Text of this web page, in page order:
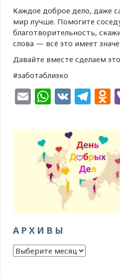
Каждое доброе дело, даже
мир лучше. Помогите
благотворительность,
слова — всё это имеет
Давайте вместе сделаем
#заботаблизко
EmailVK
АРХИВЫ
Архивы